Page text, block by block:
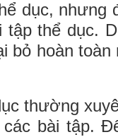
dục, nhưng
tập thể dục.
bỏ hoàn
thường
bài tập.